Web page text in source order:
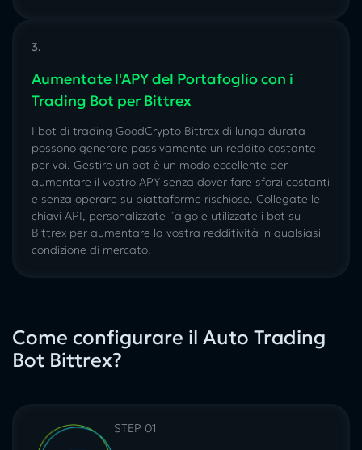
3.
Aumentate l'APY del Рortafoglio con i
Trading Bot per Bittrex
I bot di trading GoodCrypto Bittrex di lunga durata
possono generare passivamente un reddito costante
per voi. Gestire un bot è un modo eccellente per
aumentare il vostro APY senza dover fare sforzi costanti
e senza operare su piattaforme rischiose. Collegate le
chiavi API, personalizzate l’algo e utilizzate i bot su
Bittrex per aumentare la vostra redditività in qualsiasi
condizione di mercato.
Come configurare il Auto Trading
Bot Bittrex?
STEP 01